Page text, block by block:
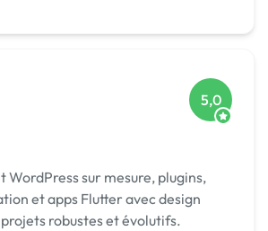
5,0
WordPress sur mesure, plugins,
et apps Flutter avec design
robustes et évolutifs.